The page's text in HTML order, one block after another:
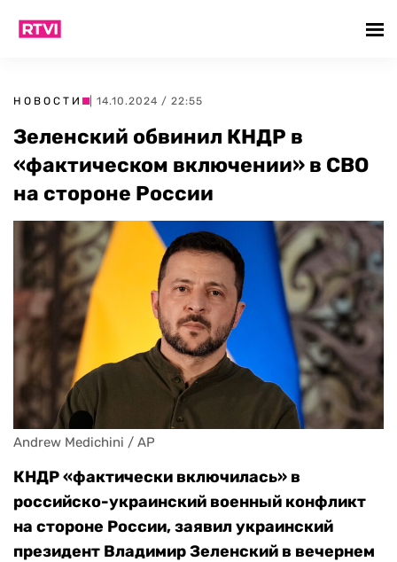
НОВОСТИ | 14.10.2024 / 22:55
Зеленский обвинил КНДР в
«фактическом включении» в СВО
на стороне России
Andrew Medichini / AP
КНДР «фактически включилась» в
российско-украинский военный конфликт
на стороне России, заявил украинский
президент Владимир Зеленский в вечернем